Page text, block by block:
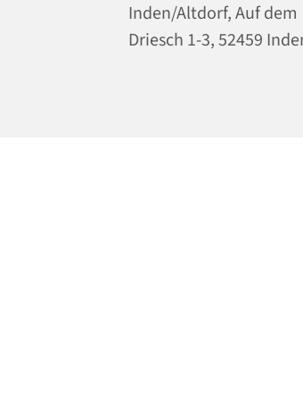
Inden/Altdorf, Auf dem
Driesch 1-3, 52459